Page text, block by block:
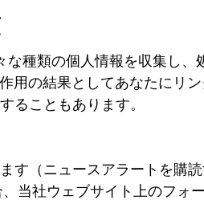
な種類の個人情報を収集し
用の結果としてあなたにリ
ることもあります。
す（ニュースアラートを購
当社ウェブサイト上のフォ